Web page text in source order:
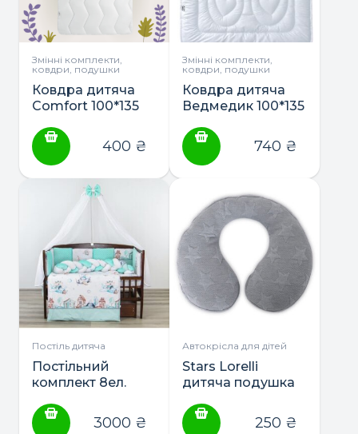
Змінні комплекти,
ковдри, подушки
Ковдра дитяча
Comfort 100*135
400 ₴
Змінні комплекти,
ковдри, подушки
Ковдра дитяча
Ведмедик 100*135
740 ₴
Постіль дитяча
Постільний
комплект 8ел.
Ведмедик3000 ₴
Автокрісла для дітей
Stars Lorelli
дитяча подушка
подорожей250 ₴